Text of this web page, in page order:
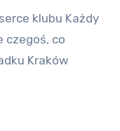
klubu Każdy
czegoś, co
Kraków